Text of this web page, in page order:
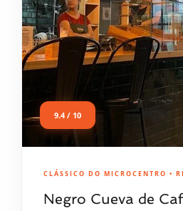
9.4 / 10
CLÁSSICO DO MICROCENTRO •
Negro Cueva de